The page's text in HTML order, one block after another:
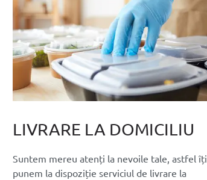
LIVRARE LA DOMICILIU
Suntem mereu atenți la nevoile tale, astfel îți
punem la dispoziție serviciul de livrare la